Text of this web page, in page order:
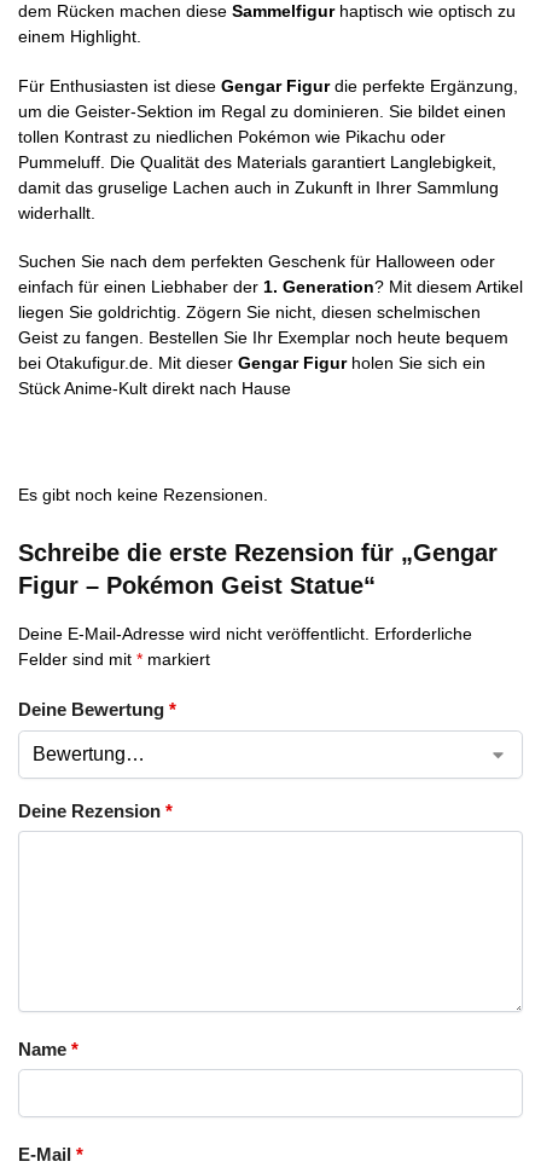
dem Rücken machen diese Sammelfigurhaptisch wie optisch zu
einem Highlight.
Für Enthusiasten ist diese Gengar Figurdie perfekte Ergänzung,
um die Geister-Sektion im Regal zu dominieren. Sie bildet einen
tollen Kontrast zu niedlichen Pokémon wie Pikachu oder
Pummeluff. Die Qualität des Materials garantiert Langlebigkeit,
damit das gruselige Lachen auch in Zukunft in Ihrer Sammlung
widerhallt.
Suchen Sie nach dem perfekten Geschenk für Halloween oder
einfach für einen Liebhaber der 1. Generation? Mit diesem Artikel
liegen Sie goldrichtig. Zögern Sie nicht, diesen schelmischen
Geist zu fangen. Bestellen Sie Ihr Exemplar noch heute bequem
bei Otakufigur.de. Mit dieser Gengar Figurholen Sie sich ein
Stück Anime-Kult direkt nach Hause
Es gibt noch keine Rezensionen.
Schreibe die erste Rezension für „Gengar
Figur – Pokémon Geist Statue“
Deine E-Mail-Adresse wird nicht veröffentlicht. Erforderliche
Felder sind mit * markiert
Deine Bewertung *
Deine Rezension *
Name *
E-Mail *